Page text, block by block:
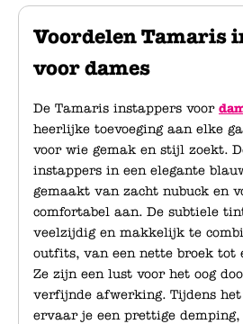
Voordelen Tamaris
voor dames
De Tamaris instappers voor
heerlijke toevoeging aan elke
voor wie gemak en stijl zoekt.
instappers in een elegante
gemaakt van zacht nubuck en
comfortabel aan. De subtiele
veelzijdig en makkelijk te
outfits, van een nette broek tot
Ze zijn een lust voor het oog
verfijnde afwerking. Tijdens
ervaar je een prettige